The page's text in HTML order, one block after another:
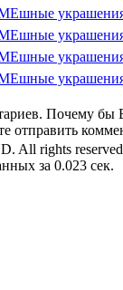
украшения
украшения
украшения
украшения
Почему бы
отправить
All rights
за 0.023 сек.